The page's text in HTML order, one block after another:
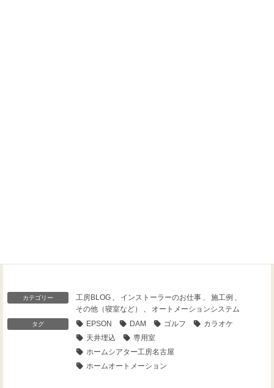
カテゴリー 工房BLOG 、 インストーラーのお仕事 、 施工例 、
その他（寝室など）
、 オートメーションシステム
タグ EPSON DAM ゴルフ
カラオケ
天井埋込
専用室
ホームシアター工房名古屋
ホームオートメーション